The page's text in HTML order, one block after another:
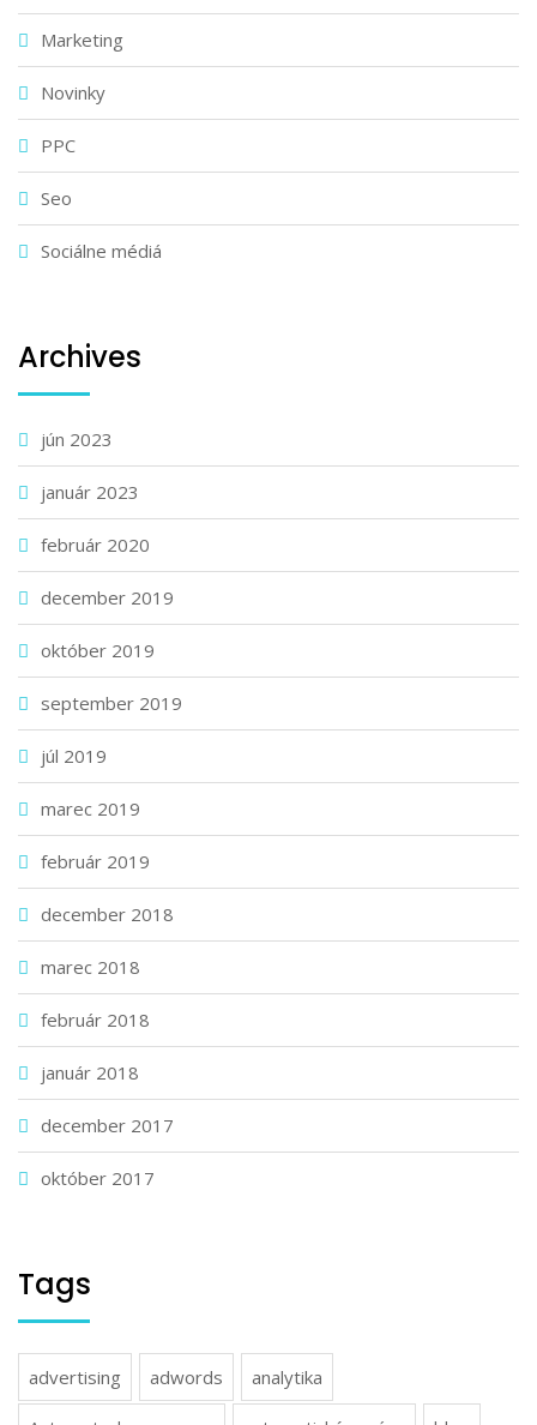
Marketing
Novinky
PPC
Seo
Sociálne médiá
Archives
jún 2023
január 2023
február 2020
december 2019
október 2019
september 2019
júl 2019
marec 2019
február 2019
december 2018
marec 2018
február 2018
január 2018
december 2017
október 2017
Tags
advertising adwords analytika